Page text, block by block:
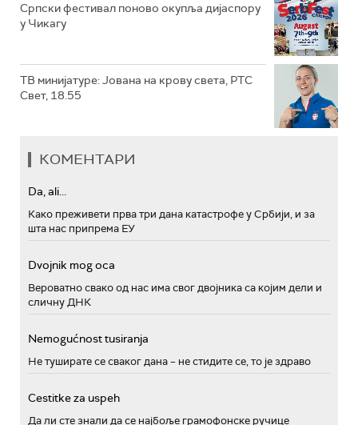
Српски фестивал поново окупља дијаспору
у Чикагу
ТВ минијатуре: Јована на крову света, РТС
Свет, 18.55
КОМЕНТАРИ
Da, ali...
Како преживети прва три дана катастрофе у Србији, и за
шта нас припрема ЕУ
Dvojnik mog oca
Вероватно свако од нас има свог двојника са којим дели и
сличну ДНК
Nemogućnost tusiranja
Не туширате се сваког дана – не стидите се, то је здраво
Cestitke za uspeh
Да ли сте знали да се најбоље грамофонске ручице